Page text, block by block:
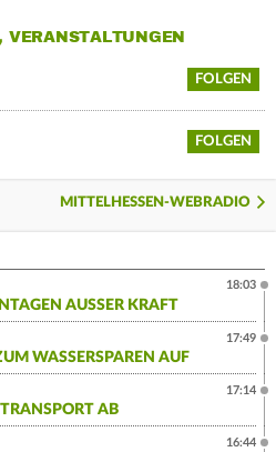
VERANSTALTUNGEN
FOLGEN
FOLGEN
MITTELHESSEN-WEBRADIO
AUSSER KRAFT
18:03
WASSERSPAREN AUF
17:49
AB
17:14
16:44